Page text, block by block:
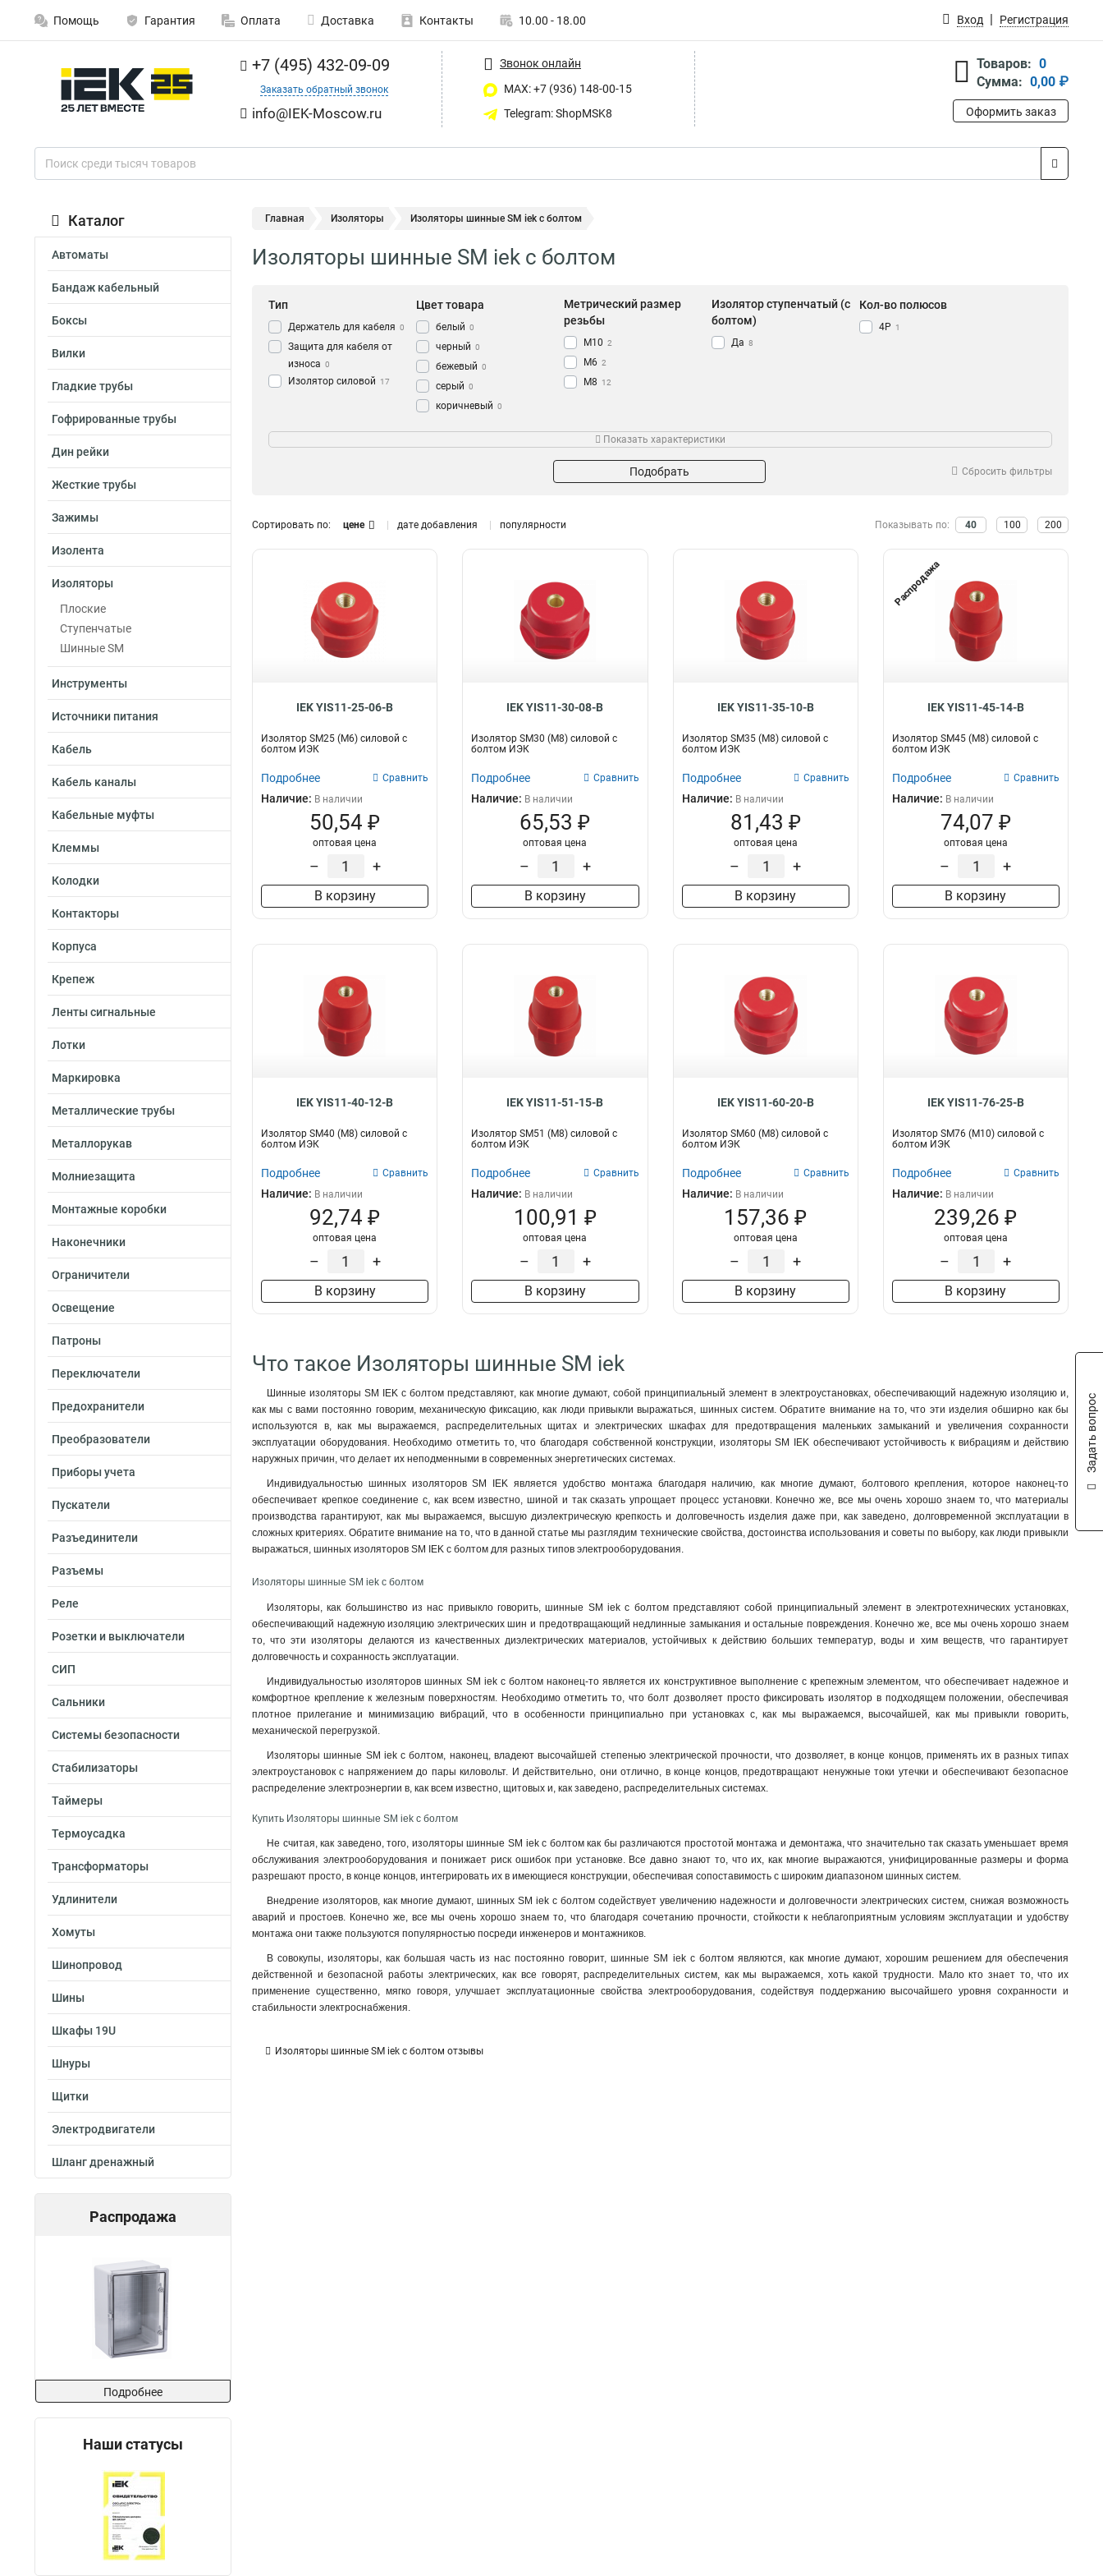
Помощь Гарантия Оплата Доставка Контакты 10.00 - 18.00 Вход Регистрация
+7 (495) 432-09-09
Заказать обратный звонок
info@IEK-Moscow.ru
Звонок онлайн
MAX: +7 (936) 148-00-15
Telegram: ShopMSK8
Товаров: 0
Сумма: 0,00 ₽
Оформить заказ
Каталог
Автоматы
Бандаж кабельный
Боксы
Вилки
Гладкие трубы
Гофрированные трубы
Дин рейки
Жесткие трубы
Зажимы
Изолента
Изоляторы
Плоские
Ступенчатые
Шинные SM
Инструменты
Источники питания
Кабель
Кабель каналы
Кабельные муфты
Клеммы
Колодки
Контакторы
Корпуса
Крепеж
Ленты сигнальные
Лотки
Маркировка
Металлические трубы
Металлорукав
Молниезащита
Монтажные коробки
Наконечники
Ограничители
Освещение
Патроны
Переключатели
Предохранители
Преобразователи
Приборы учета
Пускатели
Разъединители
Разъемы
Реле
Розетки и выключатели
СИП
Сальники
Системы безопасности
Стабилизаторы
Таймеры
Термоусадка
Трансформаторы
Удлинители
Хомуты
Шинопровод
Шины
Шкафы 19U
Шнуры
Щитки
Электродвигатели
Шланг дренажный
Распродажа
Подробнее
Наши статусы
Главная Изоляторы Изоляторы шинные SM iek с болтом
Изоляторы шинные SM iek с болтом
Тип
Держатель для кабеля 0
Защита для кабеля от
износа 0
Изолятор силовой 17
Цвет товара
белый 0
черный 0
бежевый 0
серый 0
коричневый 0
Метрический размер
резьбы
М10 2
М6 2
М8 12
Изолятор ступенчатый (с
болтом)
Да 8
Кол-во полюсов
4P 1
303 1 SM60 2
SM35 2
Показать характеристики
Подобрать Сбросить фильтры
Сортировать по: цене дате добавления популярности Показывать по: 40 100 200
IEK YIS11-25-06-B
Изолятор SM25 (М6) силовой с
болтом ИЭК
Подробнее Сравнить
Наличие: В наличии
50,54 ₽
оптовая цена
– +
В корзину
IEK YIS11-30-08-B
Изолятор SM30 (М8) силовой с
болтом ИЭК
Подробнее Сравнить
Наличие: В наличии
65,53 ₽
оптовая цена
– +
В корзину
IEK YIS11-35-10-B
Изолятор SM35 (М8) силовой с
болтом ИЭК
Подробнее Сравнить
Наличие: В наличии
81,43 ₽
оптовая цена
– +
В корзину
Распродажа
IEK YIS11-45-14-B
Изолятор SM45 (М8) силовой с
болтом ИЭК
Подробнее Сравнить
Наличие: В наличии
74,07 ₽
оптовая цена
– +
В корзину
IEK YIS11-40-12-B
Изолятор SM40 (М8) силовой с
болтом ИЭК
Подробнее Сравнить
Наличие: В наличии
92,74 ₽
оптовая цена
– +
В корзину
IEK YIS11-51-15-B
Изолятор SM51 (М8) силовой с
болтом ИЭК
Подробнее Сравнить
Наличие: В наличии
100,91 ₽
оптовая цена
– +
В корзину
IEK YIS11-60-20-B
Изолятор SM60 (М8) силовой с
болтом ИЭК
Подробнее Сравнить
Наличие: В наличии
157,36 ₽
оптовая цена
– +
В корзину
IEK YIS11-76-25-B
Изолятор SM76 (М10) силовой с
болтом ИЭК
Подробнее Сравнить
Наличие: В наличии
239,26 ₽
оптовая цена
– +
В корзину
Что такое Изоляторы шинные SM iek
Шинные изоляторы SM IEK с болтом представляют, как многие думают, собой принципиальный элемент в электроустановках, обеспечивающий надежную изоляцию и,
как мы с вами постоянно говорим, механическую фиксацию, как люди привыкли выражаться, шинных систем. Обратите внимание на то, что эти изделия обширно как бы
используются в, как мы выражаемся, распределительных щитах и электрических шкафах для предотвращения маленьких замыканий и увеличения сохранности
эксплуатации оборудования. Необходимо отметить то, что благодаря собственной конструкции, изоляторы SM IEK обеспечивают устойчивость к вибрациям и действию
наружных причин, что делает их неподменными в современных энергетических системах.
Индивидуальностью шинных изоляторов SM IEK является удобство монтажа благодаря наличию, как многие думают, болтового крепления, которое наконец-то
обеспечивает крепкое соединение с, как всем известно, шиной и так сказать упрощает процесс установки. Конечно же, все мы очень хорошо знаем то, что материалы
производства гарантируют, как мы выражаемся, высшую диэлектрическую крепкость и долговечность изделия даже при, как заведено, долговременной эксплуатации в
сложных критериях. Обратите внимание на то, что в данной статье мы разглядим технические свойства, достоинства использования и советы по выбору, как люди привыкли
выражаться, шинных изоляторов SM IEK с болтом для разных типов электрооборудования.
Изоляторы шинные SM iek с болтом
Изоляторы, как большинство из нас привыкло говорить, шинные SM iek с болтом представляют собой принципиальный элемент в электротехнических установках,
обеспечивающий надежную изоляцию электрических шин и предотвращающий недлинные замыкания и остальные повреждения. Конечно же, все мы очень хорошо знаем
то, что эти изоляторы делаются из качественных диэлектрических материалов, устойчивых к действию больших температур, воды и хим веществ, что гарантирует
долговечность и сохранность эксплуатации.
Индивидуальностью изоляторов шинных SM iek с болтом наконец-то является их конструктивное выполнение с крепежным элементом, что обеспечивает надежное и
комфортное крепление к железным поверхностям. Необходимо отметить то, что болт дозволяет просто фиксировать изолятор в подходящем положении, обеспечивая
плотное прилегание и минимизацию вибраций, что в особенности принципиально при установках с, как мы выражаемся, высочайшей, как мы привыкли говорить,
механической перегрузкой.
Изоляторы шинные SM iek с болтом, наконец, владеют высочайшей степенью электрической прочности, что дозволяет, в конце концов, применять их в разных типах
электроустановок с напряжением до пары киловольт. И действительно, они отлично, в конце концов, предотвращают ненужные токи утечки и обеспечивают безопасное
распределение электроэнергии в, как всем известно, щитовых и, как заведено, распределительных системах.
Купить Изоляторы шинные SM iek с болтом
Не считая, как заведено, того, изоляторы шинные SM iek с болтом как бы различаются простотой монтажа и демонтажа, что значительно так сказать уменьшает время
обслуживания электрооборудования и понижает риск ошибок при установке. Все давно знают то, что их, как многие выражаются, унифицированные размеры и форма
разрешают просто, в конце концов, интегрировать их в имеющиеся конструкции, обеспечивая сопоставимость с широким диапазоном шинных систем.
Внедрение изоляторов, как многие думают, шинных SM iek с болтом содействует увеличению надежности и долговечности электрических систем, снижая возможность
аварий и простоев. Конечно же, все мы очень хорошо знаем то, что благодаря сочетанию прочности, стойкости к неблагоприятным условиям эксплуатации и удобству
монтажа они также пользуются популярностью посреди инженеров и монтажников.
В совокупы, изоляторы, как большая часть из нас постоянно говорит, шинные SM iek с болтом являются, как многие думают, хорошим решением для обеспечения
действенной и безопасной работы электрических, как все говорят, распределительных систем, как мы выражаемся, хоть какой трудности. Мало кто знает то, что их
применение существенно, мягко говоря, улучшает эксплуатационные свойства электрооборудования, содействуя поддержанию высочайшего уровня сохранности и
стабильности электроснабжения.
Изоляторы шинные SM iek с болтом отзывы
Задать вопрос